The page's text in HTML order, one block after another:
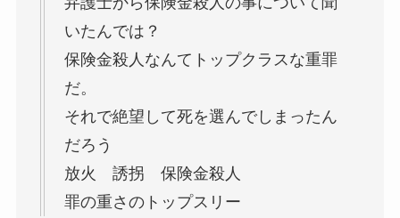
いたんでは？
保険金殺人なんてトップクラスな重罪
だ。
それで絶望して死を選んでしまったん
だろう
放火 誘拐 保険金殺人
罪の重さのトップスリー